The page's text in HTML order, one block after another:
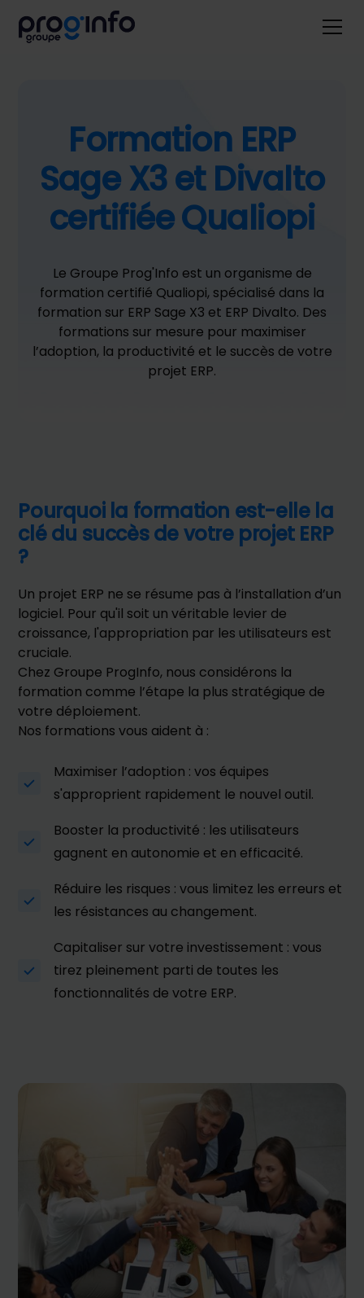
Formation ERP
Sage X3 et Divalto
certifiée Qualiopi
Le Groupe Prog'Info est un organisme de
formation certifié Qualiopi, spécialisé dans la
formation sur ERP Sage X3 et ERP Divalto. Des
formations sur mesure pour maximiser
l’adoption, la productivité et le succès de votre
projet ERP.
Pourquoi la formation est-elle la
clé du succès de votre projet ERP
?
Un projet ERP ne se résume pas à l’installation d’un
logiciel. Pour qu'il soit un véritable levier de
croissance, l'appropriation par les utilisateurs est
cruciale.
Chez Groupe ProgInfo, nous considérons la
formation comme l’étape la plus stratégique de
votre déploiement.
Nos formations vous aident à :
Maximiser l’adoption : vos équipes
s'approprient rapidement le nouvel outil.
Booster la productivité : les utilisateurs
gagnent en autonomie et en efficacité.
Réduire les risques : vous limitez les erreurs et
les résistances au changement.
Capitaliser sur votre investissement : vous
tirez pleinement parti de toutes les
fonctionnalités de votre ERP.